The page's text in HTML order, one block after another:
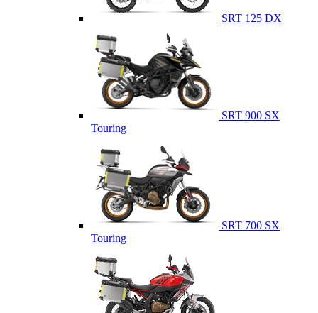
SRT 125 DX
SRT 900 SX
Touring
SRT 700 SX
Touring